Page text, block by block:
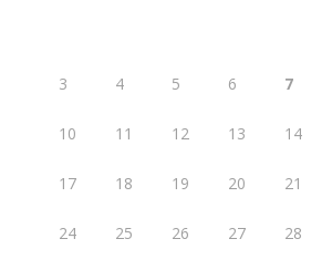
3 4 5 6 7
10 11 12 13 14
17 18 19 20 21
24 25 26 27 28